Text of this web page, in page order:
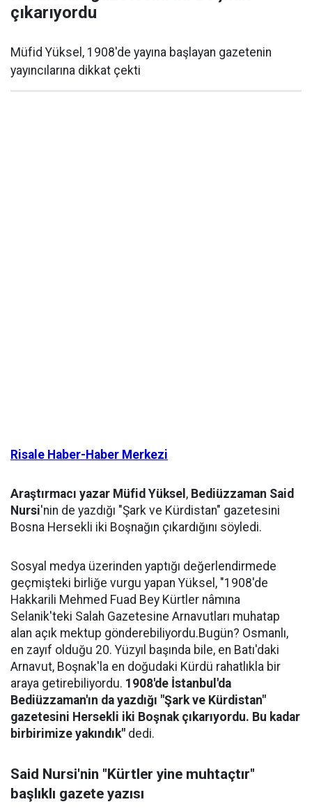
çıkarıyordu
Müfid Yüksel, 1908'de yayına başlayan gazetenin
yayıncılarına dikkat çekti
Risale Haber-Haber Merkezi
Araştırmacı yazar Müfid Yüksel , Bediüzzaman Said
Nursi'nin de yazdığı "Şark ve Kürdistan" gazetesini
Bosna Hersekli iki Boşnağın çıkardığını söyledi.
Sosyal medya üzerinden yaptığı değerlendirmede
geçmişteki birliğe vurgu yapan Yüksel, "1908'de
Hakkarili Mehmed Fuad Bey Kürtler nâmına
Selanik'teki Salah Gazetesine Arnavutları muhatap
alan açık mektup gönderebiliyordu.Bugün? Osmanlı,
en zayıf olduğu 20. Yüzyıl başında bile, en Batı'daki
Arnavut, Boşnak'la en doğudaki Kürdü rahatlıkla bir
araya getirebiliyordu. 1908'de İstanbul'da
Bediüzzaman'ın da yazdığı "Şark ve Kürdistan"
gazetesini Hersekli iki Boşnak çıkarıyordu. Bu kadar
birbirimize yakındık" dedi.
Said Nursi'nin "Kürtler yine muhtaçtır"
başlıklı gazete yazısı